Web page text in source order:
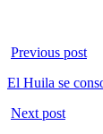
Previous post
El Huila se
Next post